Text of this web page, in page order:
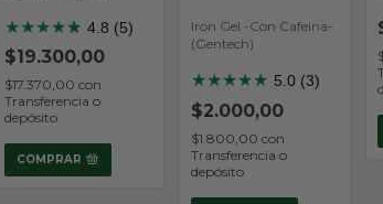
★★★★★
★ 4.8 (5)
$19.300,00
$17.370,00 con
Transferencia o
depósito
COMPRAR
Iron Gel -Con Cafeina-
(Gentech)
★★★★★ 5.0 (3)
$2.000,00
$1.800,00 con
Transferencia o
depósito